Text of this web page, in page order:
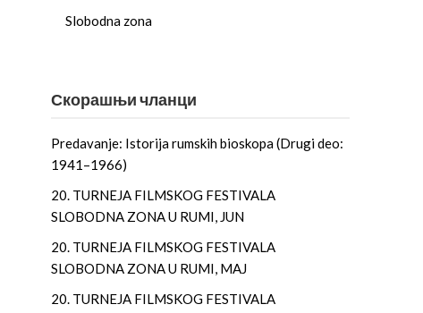
Slobodna zona
Скорашњи чланци
Predavanje: Istorija rumskih bioskopa (Drugi deo:
1941–1966)
20. TURNEJA FILMSKOG FESTIVALA
SLOBODNA ZONA U RUMI, JUN
20. TURNEJA FILMSKOG FESTIVALA
SLOBODNA ZONA U RUMI, MAJ
20. TURNEJA FILMSKOG FESTIVALA